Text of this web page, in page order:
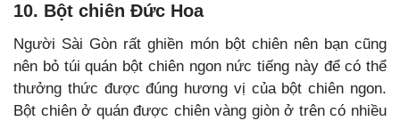
10. Bột chiên Đức Hoa
Người Sài Gòn rất ghiền món bột chiên nên bạn cũng
nên bỏ túi quán bột chiên ngon nức tiếng này để có thể
thưởng thức được đúng hương vị của bột chiên ngon.
Bột chiên ở quán được chiên vàng giòn ở trên có nhiều